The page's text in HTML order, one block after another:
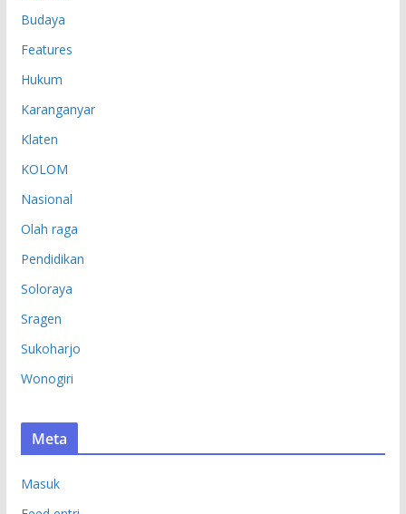
Budaya
Features
Hukum
Karanganyar
Klaten
KOLOM
Nasional
Olah raga
Pendidikan
Soloraya
Sragen
Sukoharjo
Wonogiri
Meta
Masuk